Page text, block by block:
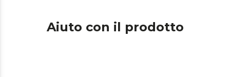
Aiuto con il prodotto